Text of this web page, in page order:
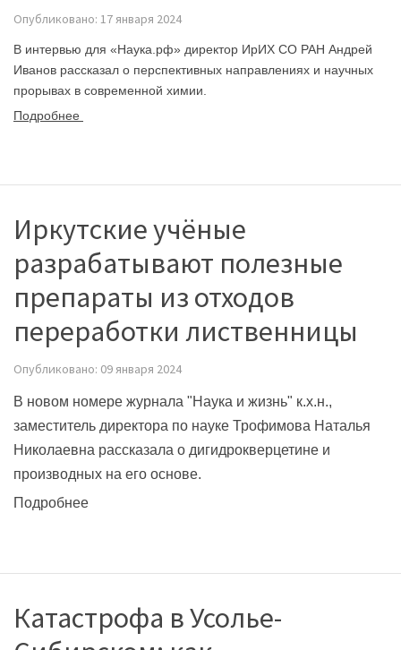
Опубликовано: 17 января 2024
В интервью для «Наука.рф» директор ИрИХ СО РАН Андрей
Иванов рассказал о перспективных направлениях и научных
прорывах в современной химии.
Подробнее
Иркутские учёные
разрабатывают полезные
препараты из отходов
переработки лиственницы
Опубликовано: 09 января 2024
В новом номере журнала "Наука и жизнь" к.х.н.,
заместитель директора по науке Трофимова Наталья
Николаевна рассказала о дигидрокверцетине и
производных на его основе.
Подробнее
Катастрофа в Усолье-